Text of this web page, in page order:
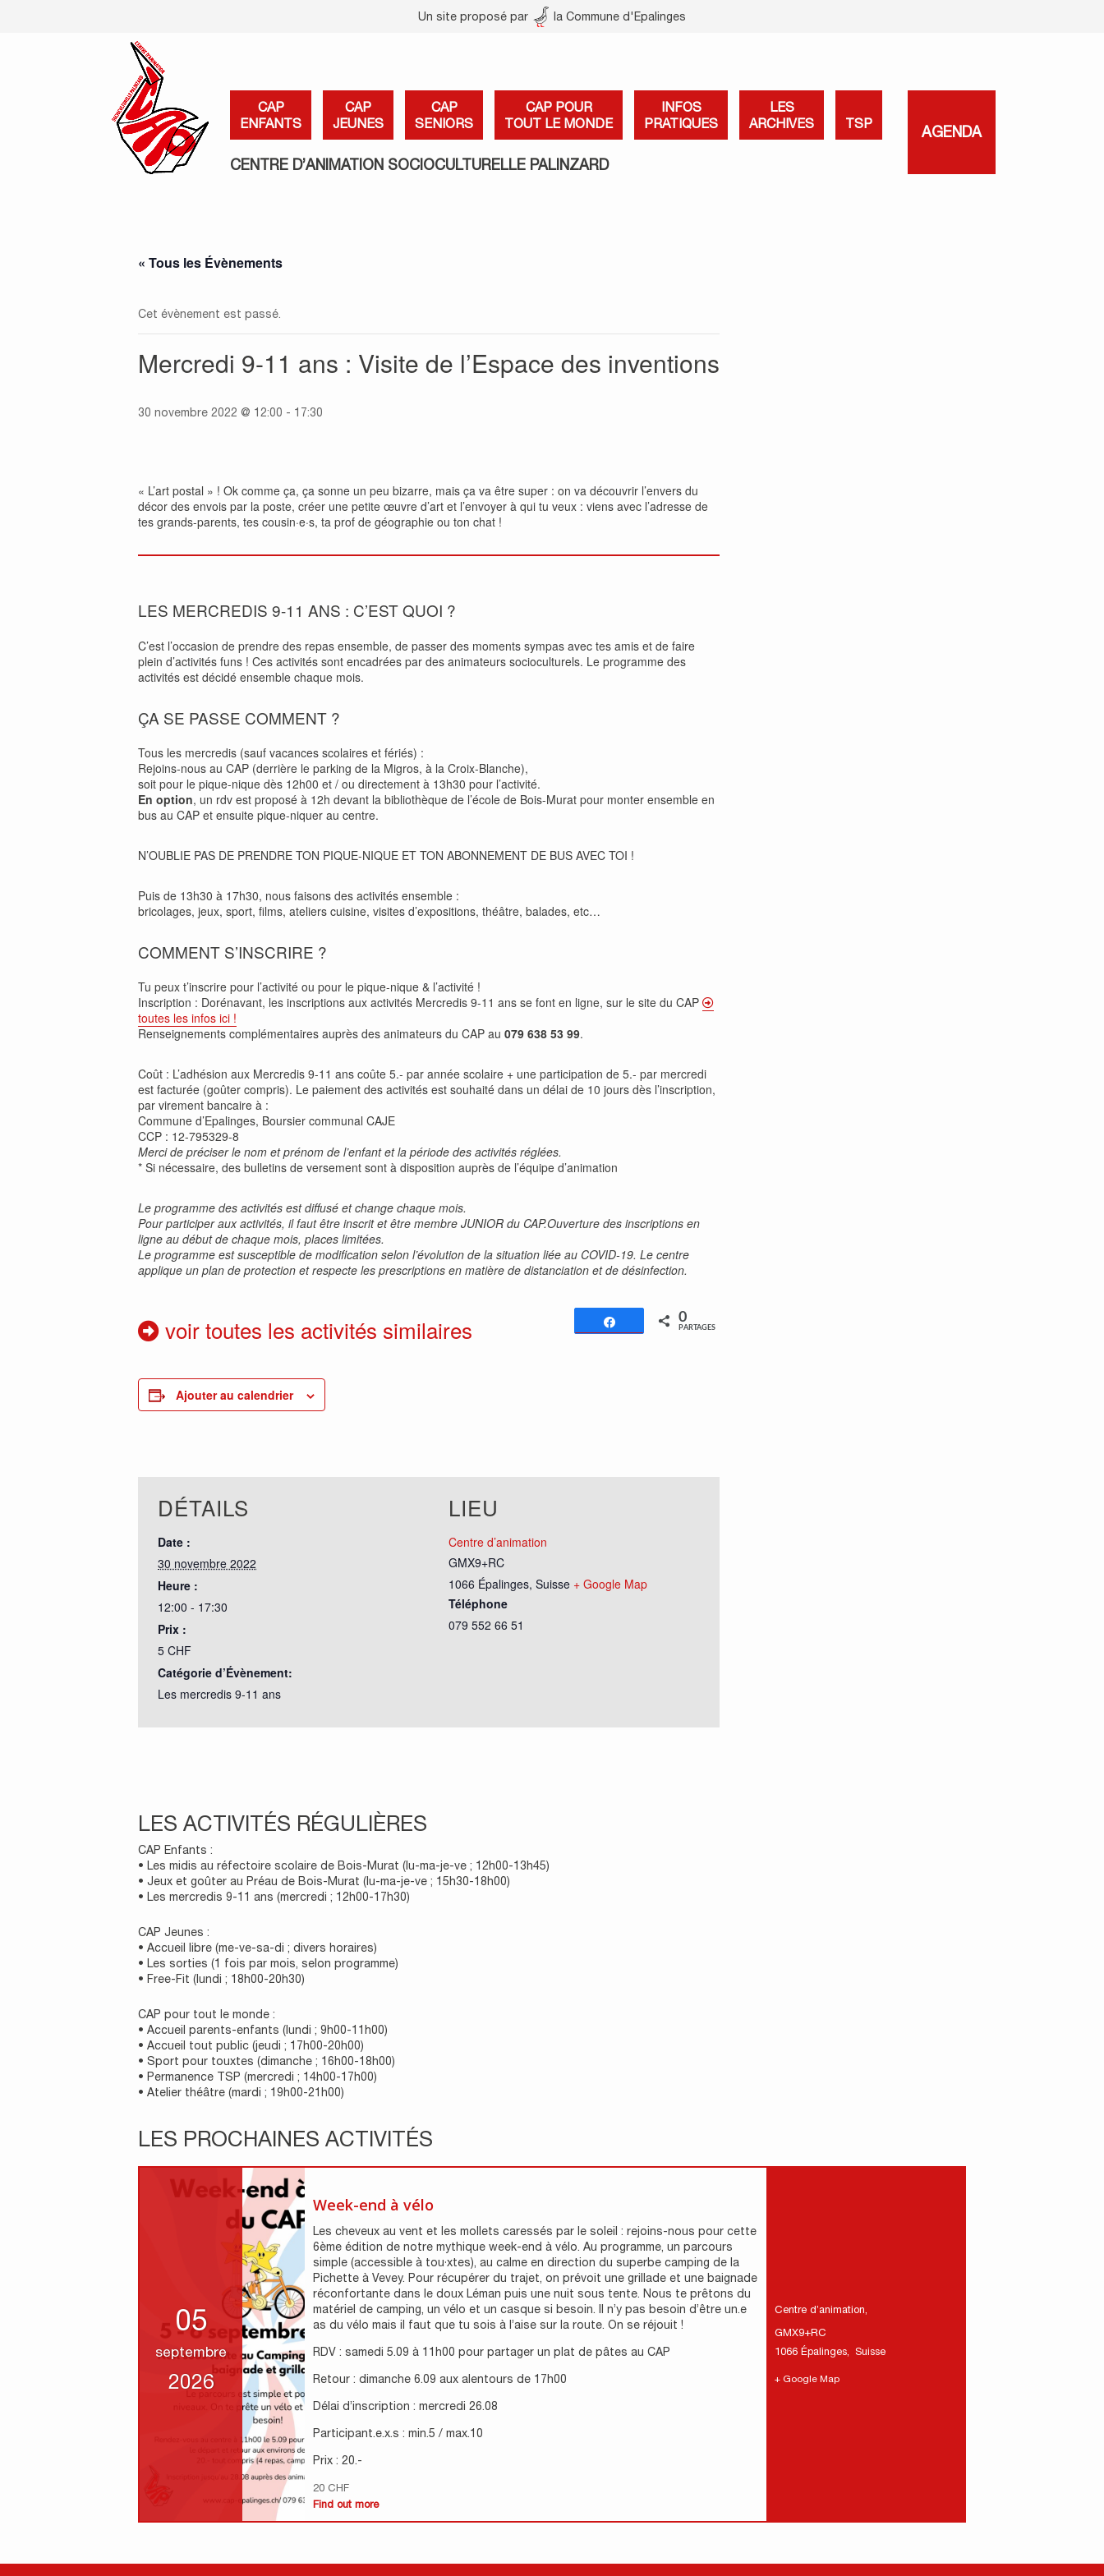
Un site proposé par la Commune d'Epalinges
CAP
ENFANTS
CAP
JEUNES
CAP
SENIORS
CAP POUR
TOUT LE MONDE
INFOS
PRATIQUES
LES
ARCHIVES
TSP
AGENDA
CENTRE D’ANIMATION SOCIOCULTURELLE PALINZARD
« Tous les Évènements
Cet évènement est passé.
Mercredi 9-11 ans : Visite de l’Espace des inventions
30 novembre 2022 @ 12:00 - 17:30
« L’art postal » ! Ok comme ça, ça sonne un peu bizarre, mais ça va être super : on va découvrir l’envers du
décor des envois par la poste, créer une petite œuvre d’art et l’envoyer à qui tu veux : viens avec l’adresse de
tes grands-parents, tes cousin·e·s, ta prof de géographie ou ton chat !
LES MERCREDIS 9-11 ANS : C’EST QUOI ?
C’est l’occasion de prendre des repas ensemble, de passer des moments sympas avec tes amis et de faire
plein d’activités funs ! Ces activités sont encadrées par des animateurs socioculturels. Le programme des
activités est décidé ensemble chaque mois.
ÇA SE PASSE COMMENT ?
Tous les mercredis (sauf vacances scolaires et fériés) :
Rejoins-nous au CAP (derrière le parking de la Migros, à la Croix-Blanche),
soit pour le pique-nique dès 12h00 et / ou directement à 13h30 pour l’activité.
En option, un rdv est proposé à 12h devant la bibliothèque de l’école de Bois-Murat pour monter ensemble en
bus au CAP et ensuite pique-niquer au centre.
N’OUBLIE PAS DE PRENDRE TON PIQUE-NIQUE ET TON ABONNEMENT DE BUS AVEC TOI !
Puis de 13h30 à 17h30, nous faisons des activités ensemble :
bricolages, jeux, sport, films, ateliers cuisine, visites d’expositions, théâtre, balades, etc…
COMMENT S’INSCRIRE ?
Tu peux t’inscrire pour l’activité ou pour le pique-nique & l’activité !
Inscription : Dorénavant, les inscriptions aux activités Mercredis 9-11 ans se font en ligne, sur le site du CAP
toutes les infos ici !
Renseignements complémentaires auprès des animateurs du CAP au 079 638 53 99.
Coût : L’adhésion aux Mercredis 9-11 ans coûte 5.- par année scolaire + une participation de 5.- par mercredi
est facturée (goûter compris). Le paiement des activités est souhaité dans un délai de 10 jours dès l’inscription,
par virement bancaire à :
Commune d’Epalinges, Boursier communal CAJE
CCP : 12-795329-8
Merci de préciser le nom et prénom de l’enfant et la période des activités réglées.
* Si nécessaire, des bulletins de versement sont à disposition auprès de l’équipe d’animation
Le programme des activités est diffusé et change chaque mois.
Pour participer aux activités, il faut être inscrit et être membre JUNIOR du CAP.Ouverture des inscriptions en
ligne au début de chaque mois, places limitées.
Le programme est susceptible de modification selon l’évolution de la situation liée au COVID-19. Le centre
applique un plan de protection et respecte les prescriptions en matière de distanciation et de désinfection.
Partagez 0
PARTAGES
voir toutes les activités similaires
Ajouter au calendrier
DÉTAILS
Date :
30 novembre 2022
Heure :
12:00 - 17:30
Prix :
5 CHF
Catégorie d’Évènement:
Les mercredis 9-11 ans
LIEU
Centre d’animation
GMX9+RC
1066 Épalinges, Suisse + Google Map
Téléphone
079 552 66 51
LES ACTIVITÉS RÉGULIÈRES
CAP Enfants :
• Les midis au réfectoire scolaire de Bois-Murat (lu-ma-je-ve ; 12h00-13h45)
• Jeux et goûter au Préau de Bois-Murat (lu-ma-je-ve ; 15h30-18h00)
• Les mercredis 9-11 ans (mercredi ; 12h00-17h30)
CAP Jeunes :
• Accueil libre (me-ve-sa-di ; divers horaires)
• Les sorties (1 fois par mois, selon programme)
• Free-Fit (lundi ; 18h00-20h30)
CAP pour tout le monde :
• Accueil parents-enfants (lundi ; 9h00-11h00)
• Accueil tout public (jeudi ; 17h00-20h00)
• Sport pour touxtes (dimanche ; 16h00-18h00)
• Permanence TSP (mercredi ; 14h00-17h00)
• Atelier théâtre (mardi ; 19h00-21h00)
LES PROCHAINES ACTIVITÉS
05
septembre
2026
Week-end à vélo
Les cheveux au vent et les mollets caressés par le soleil : rejoins-nous pour cette
6ème édition de notre mythique week-end à vélo. Au programme, un parcours
simple (accessible à tou·xtes), au calme en direction du superbe camping de la
Pichette à Vevey. Pour récupérer du trajet, on prévoit une grillade et une baignade
réconfortante dans le doux Léman puis une nuit sous tente. Nous te prêtons du
matériel de camping, un vélo et un casque si besoin. Il n’y pas besoin d’être un.e
as du vélo mais il faut que tu sois à l’aise sur la route. On se réjouit !
RDV : samedi 5.09 à 11h00 pour partager un plat de pâtes au CAP
Retour : dimanche 6.09 aux alentours de 17h00
Délai d’inscription : mercredi 26.08
Participant.e.x.s : min.5 / max.10
Prix : 20.-
20 CHF
Find out more
Centre d’animation,
GMX9+RC
1066 Épalinges, Suisse
+ Google Map